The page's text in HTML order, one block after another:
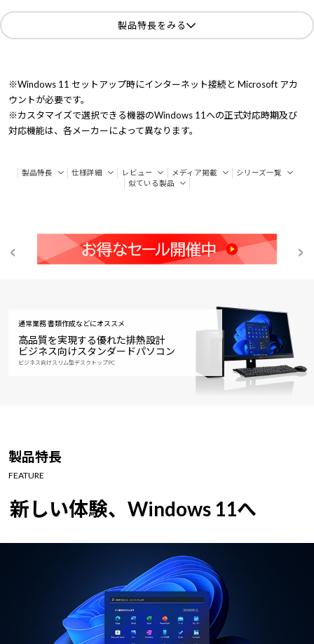
製品特長をみる
※Windows 11 セットアップ時にインターネット接続と Microsoft アカ
ウントが必要です。
※カスタマイズで選択できる機器のWindows 11への正式対応時期及び
対応機能は、各メーカーによって異なります。
製品特長 仕様詳細 レビュー メディア掲載
シリーズ一覧
似ている製品
通常業務 書類作成などにオススメ
高品質を実現する優れた排熱設計
ビジネス向けスタンダードパソコン
ビジネス向けスリム型デスクトップPC
製品特長
FEATURE
新しい体験、Windows 11へ